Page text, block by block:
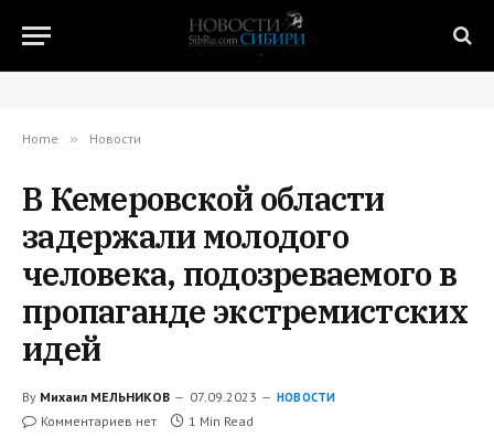
Home » Новости
В Кемеровской области
задержали молодого
человека, подозреваемого в
пропаганде экстремистских
идей
By Михаил МЕЛЬНИКОВ 07.09.2023 НОВОСТИ
Комментариев нет 1 Min Read